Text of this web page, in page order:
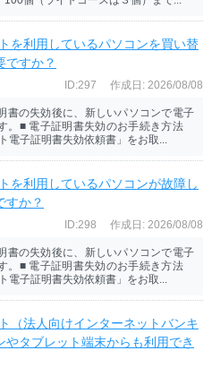
を利用しているパソコンを買い替
ですか？
ID:297 作成日: 2026/08/08
書の失効後に、新しいパソコンで電子
。■ 電子証明書失効のお手続き方法
電子証明書失効依頼書」をお取...
を利用しているパソコンが故障し
すか？
ID:298 作成日: 2026/08/08
書の失効後に、新しいパソコンで電子
。■ 電子証明書失効のお手続き方法
電子証明書失効依頼書」をお取...
（法人向けインターネットバンキ
やタブレット端末からも利用でき